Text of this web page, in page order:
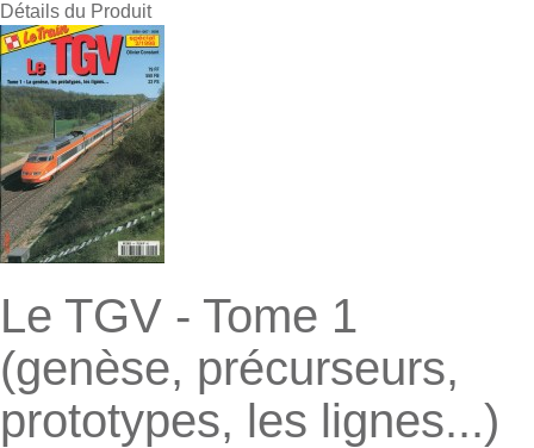
Détails du Produit
Le TGV - Tome 1
(genèse, précurseurs,
prototypes, les lignes...)